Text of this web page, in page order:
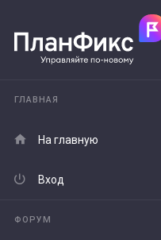
ГЛАВНАЯ
На главную
Вход
ФОРУМ